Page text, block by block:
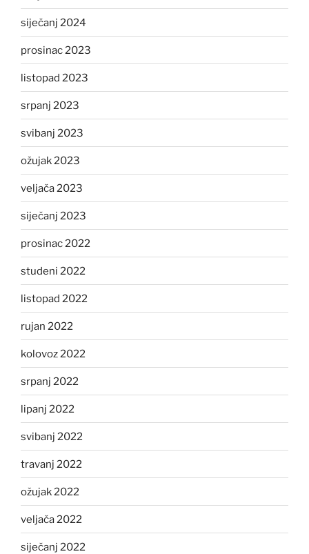
siječanj 2024
prosinac 2023
listopad 2023
srpanj 2023
svibanj 2023
ožujak 2023
veljača 2023
siječanj 2023
prosinac 2022
studeni 2022
listopad 2022
rujan 2022
kolovoz 2022
srpanj 2022
lipanj 2022
svibanj 2022
travanj 2022
ožujak 2022
veljača 2022
siječanj 2022